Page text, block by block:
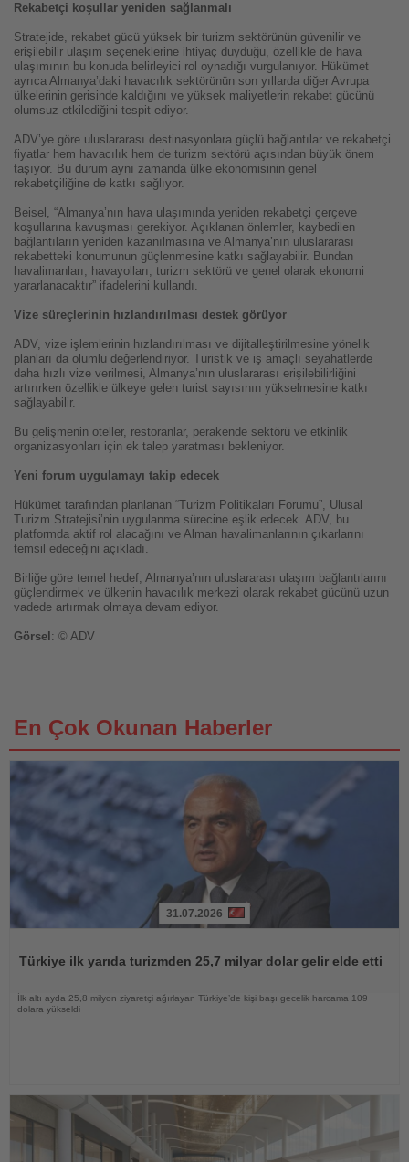
Rekabetçi koşullar yeniden sağlanmalı
Stratejide, rekabet gücü yüksek bir turizm sektörünün güvenilir ve
erişilebilir ulaşım seçeneklerine ihtiyaç duyduğu, özellikle de hava
ulaşımının bu konuda belirleyici rol oynadığı vurgulanıyor. Hükümet
ayrıca Almanya’daki havacılık sektörünün son yıllarda diğer Avrupa
ülkelerinin gerisinde kaldığını ve yüksek maliyetlerin rekabet gücünü
olumsuz etkilediğini tespit ediyor.
ADV’ye göre uluslararası destinasyonlara güçlü bağlantılar ve rekabetçi
fiyatlar hem havacılık hem de turizm sektörü açısından büyük önem
taşıyor. Bu durum aynı zamanda ülke ekonomisinin genel
rekabetçiliğine de katkı sağlıyor.
Beisel, “Almanya’nın hava ulaşımında yeniden rekabetçi çerçeve
koşullarına kavuşması gerekiyor. Açıklanan önlemler, kaybedilen
bağlantıların yeniden kazanılmasına ve Almanya’nın uluslararası
rekabetteki konumunun güçlenmesine katkı sağlayabilir. Bundan
havalimanları, havayolları, turizm sektörü ve genel olarak ekonomi
yararlanacaktır” ifadelerini kullandı.
Vize süreçlerinin hızlandırılması destek görüyor
ADV, vize işlemlerinin hızlandırılması ve dijitalleştirilmesine yönelik
planları da olumlu değerlendiriyor. Turistik ve iş amaçlı seyahatlerde
daha hızlı vize verilmesi, Almanya’nın uluslararası erişilebilirliğini
artırırken özellikle ülkeye gelen turist sayısının yükselmesine katkı
sağlayabilir.
Bu gelişmenin oteller, restoranlar, perakende sektörü ve etkinlik
organizasyonları için ek talep yaratması bekleniyor.
Yeni forum uygulamayı takip edecek
Hükümet tarafından planlanan “Turizm Politikaları Forumu”, Ulusal
Turizm Stratejisi’nin uygulanma sürecine eşlik edecek. ADV, bu
platformda aktif rol alacağını ve Alman havalimanlarının çıkarlarını
temsil edeceğini açıkladı.
Birliğe göre temel hedef, Almanya’nın uluslararası ulaşım bağlantılarını
güçlendirmek ve ülkenin havacılık merkezi olarak rekabet gücünü uzun
vadede artırmak olmaya devam ediyor.
Görsel : © ADV
En Çok Okunan Haberler
31.07.2026
Türkiye ilk yarıda turizmden 25,7 milyar dolar gelir elde etti
İlk altı ayda 25,8 milyon ziyaretçi ağırlayan Türkiye’de kişi başı gecelik harcama 109
dolara yükseldi